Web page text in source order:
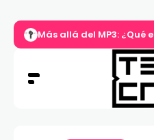
Más allá del MP3: